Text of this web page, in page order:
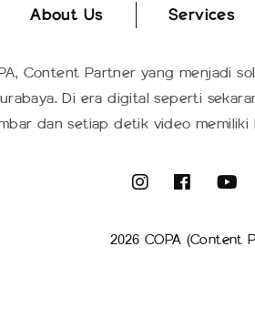
About Us
Services
Content Partner yang menjadi
Di era digital seperti
dan setiap detik video
2026 COPA (Content